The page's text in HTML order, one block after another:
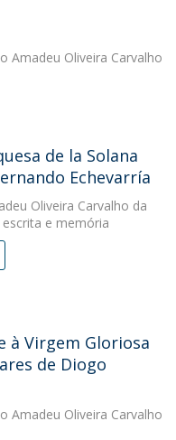
Amadeu Oliveira Carvalho
de la Solana
Echevarría
Oliveira Carvalho da
escrita e memória
à Virgem Gloriosa
de Diogo
Amadeu Oliveira Carvalho